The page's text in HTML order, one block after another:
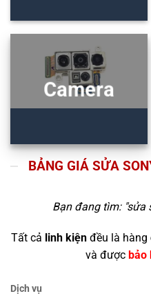
Camera
BẢNG GIÁ SỬA
Bạn đang tìm: "sửa
Tất cả linh kiện đều là hàng
và được bảo
Dịch vụ